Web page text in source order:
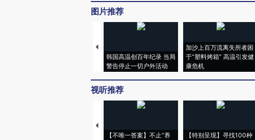
图片推荐
韩国高温创百年纪录 当局
警告停止一切户外活动
加沙上百万流离失所者困
于“塑料烤箱” 高温引发健
康危机
视听推荐
【不唯一答案】不止“养
【特别呈现】寻找100种